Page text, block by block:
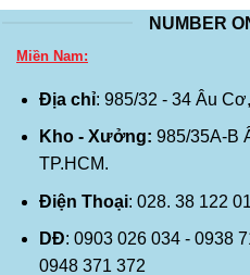
NUMBER
Miền Nam:
Địa chỉ: 985/32 - 34 Âu
Kho - Xưởng: 985/35A-B
TP.HCM.
Điện Thoại: 028. 38 122
DĐ: 0903 026 034 - 0938
0948 371 372